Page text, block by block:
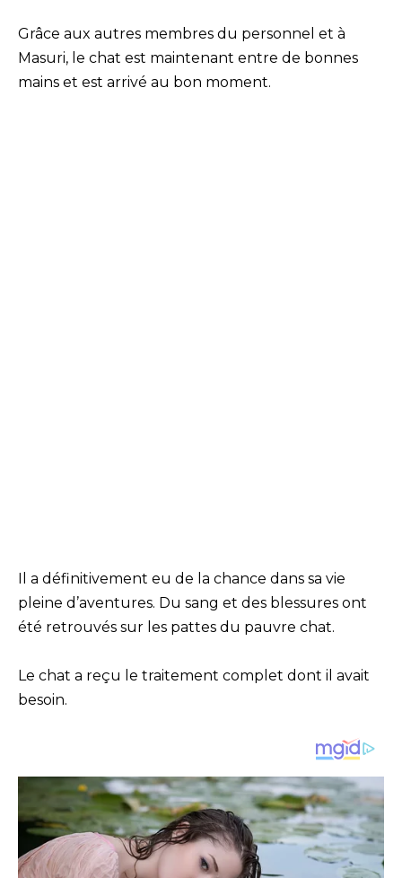
Grâce aux autres membres du personnel et à
Masuri, le chat est maintenant entre de bonnes
mains et est arrivé au bon moment.
Il a définitivement eu de la chance dans sa vie
pleine d’aventures. Du sang et des blessures ont
été retrouvés sur les pattes du pauvre chat.
Le chat a reçu le traitement complet dont il avait
besoin.